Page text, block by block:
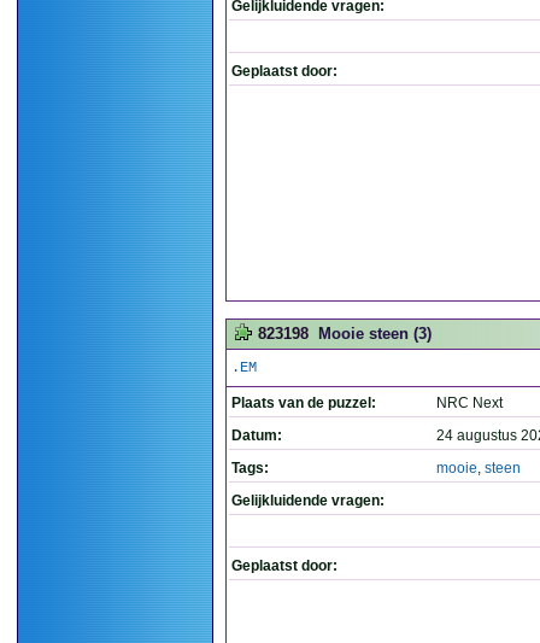
Gelijkluidende vragen:
Geplaatst door:
823198 Mooie steen (3)
.EM
Plaats van de puzzel:
NRC Next
Datum:
24 augustus
Tags:
mooie, steen
Gelijkluidende vragen:
Geplaatst door: